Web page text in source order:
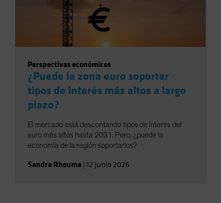
Perspectivas económicas
¿Puede la zona euro soportar
tipos de interés más altos a largo
plazo?
El mercado está descontando tipos de interés del
euro más altos hasta 2031. Pero, ¿puede la
economía de la región soportarlos?
Sandra Rhouma 12 junio 2026